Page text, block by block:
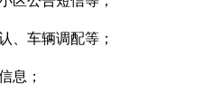
、车辆调配等；
息；